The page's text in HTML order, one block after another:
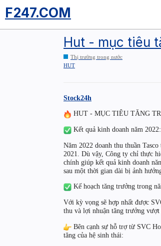
F247.COM
Hut - mục tiêu
Thị trường trong nước
HUT
Stock24h
HUT - MỤC TIÊU TĂNG
Kết quả kinh doanh năm 2022:
Năm 2022 doanh thu thuần
2021. Dù vậy, Công ty chỉ thực
chính giúp kết quả kinh doanh
sau một thời gian dài bị ảnh
Kế hoạch tăng trưởng trong
Với kỳ vọng sẽ hợp nhất được
thu và lợi nhuận tăng trưởng
Bên cạnh sự hỗ trợ từ SVC
tăng của hệ sinh thái: